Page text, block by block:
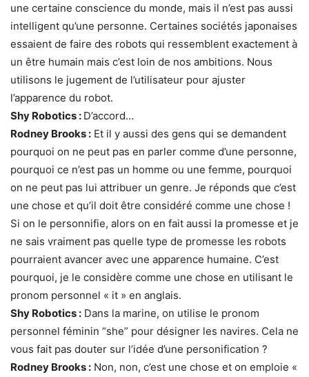
une certaine conscience du monde, mais il n’est pas aussi
intelligent qu’une personne. Certaines sociétés japonaises
essaient de faire des robots qui ressemblent exactement à
un être humain mais c’est loin de nos ambitions. Nous
utilisons le jugement de l’utilisateur pour ajuster
l’apparence du robot.
Shy Robotics : D’accord…
Rodney Brooks : Et il y aussi des gens qui se demandent
pourquoi on ne peut pas en parler comme d’une personne,
pourquoi ce n’est pas un homme ou une femme, pourquoi
on ne peut pas lui attribuer un genre. Je réponds que c’est
une chose et qu’il doit être considéré comme une chose !
Si on le personnifie, alors on en fait aussi la promesse et je
ne sais vraiment pas quelle type de promesse les robots
pourraient avancer avec une apparence humaine. C’est
pourquoi, je le considère comme une chose en utilisant le
pronom personnel « it » en anglais.
Shy Robotics : Dans la marine, on utilise le pronom
personnel féminin “she” pour désigner les navires. Cela ne
vous fait pas douter sur l’idée d’une personification ?
Rodney Brooks : Non, non, c’est une chose et on emploie «